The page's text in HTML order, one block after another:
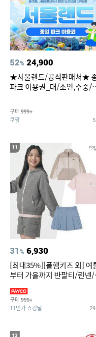
52% 24,900
★서울랜드/공식판매처★
파크 이용권_대/소인,주중/
구매 999+
쿠팡 5
11
31% 6,930
[최대35%][폴햄키즈 외] 여
부터 가을까지 반팔티/린넨
구매 999+
11번가 쇼킹딜 29
13